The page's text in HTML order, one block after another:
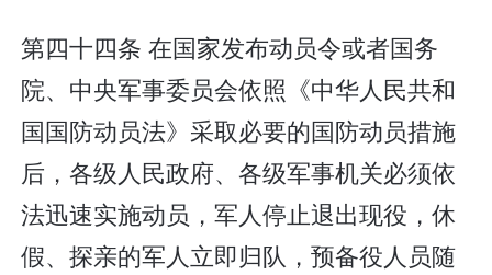
第四十四条 在国家发布动员令或者国务
院、中央军事委员会依照《中华人民共和
国国防动员法》采取必要的国防动员措施
后，各级人民政府、各级军事机关必须依
法迅速实施动员，军人停止退出现役，休
假、探亲的军人立即归队，预备役人员随